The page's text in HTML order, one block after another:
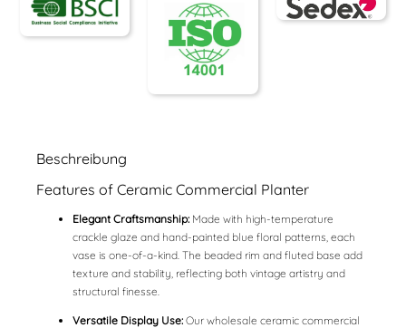
Beschreibung
Features of Ceramic Commercial Planter
Elegant Craftsmanship: Made with high-temperature
crackle glaze and hand-painted blue floral patterns, each
vase is one-of-a-kind. The beaded rim and fluted base add
texture and stability, reflecting both vintage artistry and
structural finesse.
Versatile Display Use: Our wholesale ceramic commercial